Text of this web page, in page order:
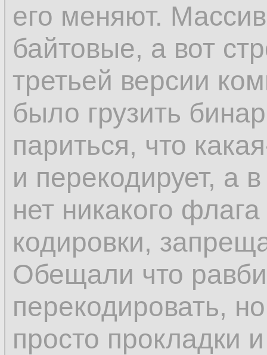
его меняют.
байтовые, а вот
третьей версии
было грузить
париться, что
и перекодирует, а
нет никакого
кодировки,
Обещали что
перекодировать,
просто прокладки